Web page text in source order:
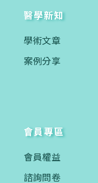
醫學新知
學術文章
案例分享
會員專區
會員權益
諮詢問卷